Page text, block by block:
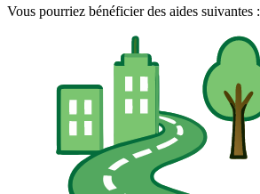
Vous pourriez bénéficier des aides suivantes :